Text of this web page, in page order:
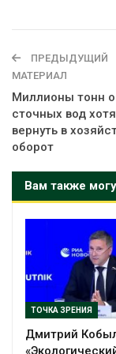
ПРЕДЫДУЩИЙ
МАТЕРИАЛ
Миллионы тонн
сточных вод
вернуть в
оборот
Вам также
ТОЧКА ЗРЕНИЯ
Дмитрий